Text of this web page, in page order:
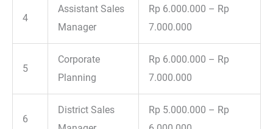
4
Assistant Sales
Manager
Rp 6.000.000 – Rp
7.000.000
5
Corporate
Planning
Rp 6.000.000 – Rp
7.000.000
6
District Sales
Rp 5.000.000 – Rp